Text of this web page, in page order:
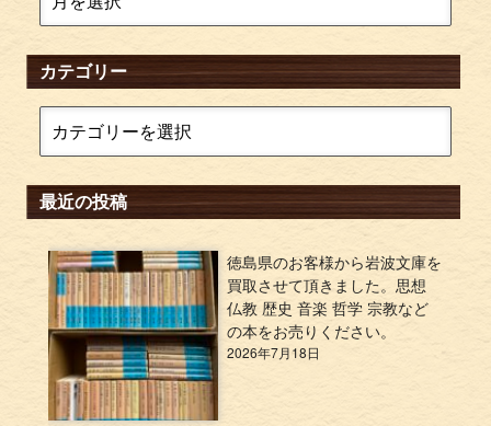
カテゴリー
最近の投稿
徳島県のお客様から岩波文庫を
買取させて頂きました。思想
仏教 歴史 音楽 哲学 宗教など
の本をお売りください。
2026年7月18日